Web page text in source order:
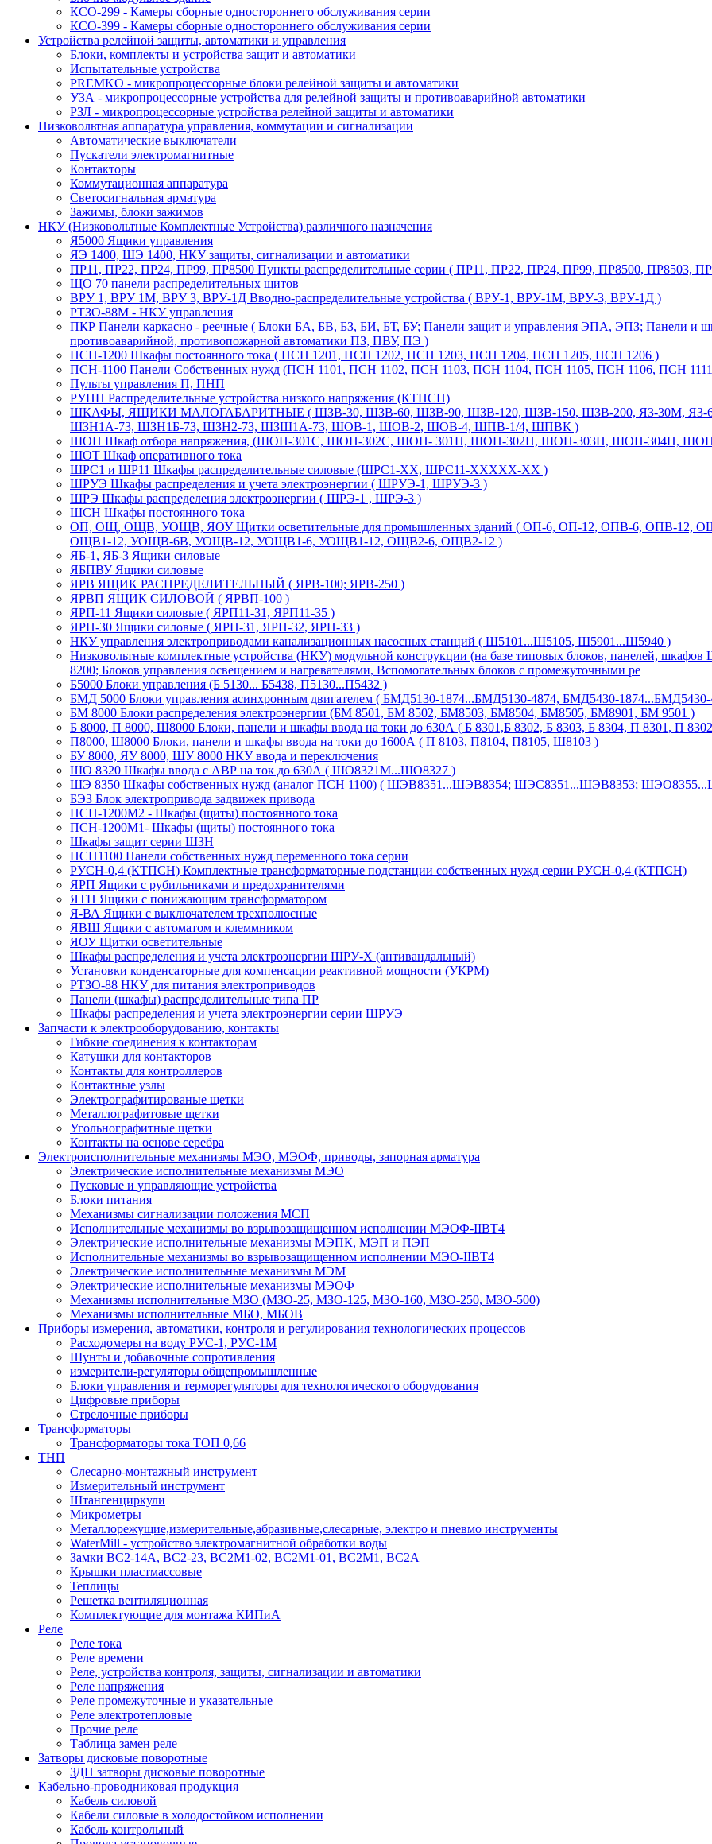
КСО-299 - Камеры сборные одностороннего обслуживания серии
КСО-399 - Камеры сборные одностороннего обслуживания серии
Устройства релейной защиты, автоматики и управления
Блоки, комплекты и устройства защит и автоматики
Испытательные устройства
PREMKO - микропроцессорные блоки релейной защиты и автоматики
УЗА - микропроцессорные устройства для релейной защиты и противоаварийной автоматики
РЗЛ - микропроцессорные устройства релейной защиты и автоматики
Низковольтная аппаратура управления, коммутации и сигнализации
Автоматические выключатели
Пускатели электромагнитные
Контакторы
Коммутационная аппаратура
Светосигнальная арматура
Зажимы, блоки зажимов
НКУ (Низковольтные Комплектные Устройства) различного назначения
Я5000 Ящики управления
ЯЭ 1400, ШЭ 1400, НКУ защиты, сигнализации и автоматики
ПР11, ПР22, ПР24, ПР99, ПР8500 Пункты распределительные серии ( ПР11, ПР22, ПР24, ПР99, ПР8500, ПР8503,
ЩО 70 панели распределительных щитов
ВРУ 1, ВРУ 1М, ВРУ 3, ВРУ-1Д Вводно-распределительные устройства ( ВРУ-1, ВРУ-1М, ВРУ-3, ВРУ-1Д )
РТЗО-88М - НКУ управления
ПКР Панели каркасно - реечные ( Блоки БА, БВ, БЗ, БИ, БТ, БУ; Панели защит и управления ЭПА, ЭПЗ; Панели и
противоаварийной, противопожарной автоматики ПЗ, ПВУ, ПЭ )
ПСН-1200 Шкафы постоянного тока ( ПСН 1201, ПСН 1202, ПСН 1203, ПСН 1204, ПСН 1205, ПСН 1206 )
ПСН-1100 Панели Собственных нужд (ПСН 1101, ПСН 1102, ПСН 1103, ПСН 1104, ПСН 1105, ПСН 1106, ПСН
Пульты управления П, ПНП
РУНН Распределительные устройства низкого напряжения (КТПСН)
ШКАФЫ, ЯЩИКИ МАЛОГАБАРИТНЫЕ ( ШЗВ-30, ШЗВ-60, ШЗВ-90, ШЗВ-120, ШЗВ-150, ШЗВ-200, ЯЗ-30М,
ШЗН1А-73, ШЗН1Б-73, ШЗН2-73, ШЗШ1А-73, ШОВ-1, ШОВ-2, ШОВ-4, ШПВ-1/4, ШПВК )
ШОН Шкаф отбора напряжения, (ШОН-301С, ШОН-302С, ШОН- 301П, ШОН-302П, ШОН-303П, ШОН-304П,
ШОТ Шкаф оперативного тока
ШРС1 и ШР11 Шкафы распределительные силовые (ШРС1-ХХ, ШРС11-ХХХХХ-ХХ )
ШРУЭ Шкафы распределения и учета электроэнергии ( ШРУЭ-1, ШРУЭ-3 )
ШРЭ Шкафы распределения электроэнергии ( ШРЭ-1 , ШРЭ-3 )
ШСН Шкафы постоянного тока
ОП, ОЩ, ОЩВ, УОЩВ, ЯОУ Щитки осветительные для промышленных зданий ( ОП-6, ОП-12, ОПВ-6, ОПВ-
ОЩВ1-12, УОЩВ-6В, УОЩВ-12, УОЩВ1-6, УОЩВ1-12, ОЩВ2-6, ОЩВ2-12 )
ЯБ-1, ЯБ-3 Ящики силовые
ЯБПВУ Ящики силовые
ЯРВ ЯЩИК РАСПРЕДЕЛИТЕЛЬНЫЙ ( ЯРВ-100; ЯРВ-250 )
ЯРВП ЯЩИК СИЛОВОЙ ( ЯРВП-100 )
ЯРП-11 Ящики силовые ( ЯРП11-31, ЯРП11-35 )
ЯРП-30 Ящики силовые ( ЯРП-31, ЯРП-32, ЯРП-33 )
НКУ управления электроприводами канализационных насосных станций ( Ш5101...Ш5105, Ш5901...Ш5940 )
Низковольтные комплектные устройства (НКУ) модульной конструкции (на базе типовых блоков, панелей,
8200; Блоков управления освещением и нагревателями, Вспомогательных блоков с промежуточными ре
Б5000 Блоки управления (Б 5130... Б5438, П5130...П5432 )
БМД 5000 Блоки управления асинхронным двигателем ( БМД5130-1874...БМД5130-4874, БМД5430-1874...БМД5430-
БМ 8000 Блоки распределения электроэнергии (БМ 8501, БМ 8502, БМ8503, БМ8504, БМ8505, БМ8901, БМ 9501 )
Б 8000, П 8000, Ш8000 Блоки, панели и шкафы ввода на токи до 630А ( Б 8301,Б 8302, Б 8303, Б 8304, П 8301, П
П8000, Ш8000 Блоки, панели и шкафы ввода на токи до 1600А ( П 8103, П8104, П8105, Ш8103 )
БУ 8000, ЯУ 8000, ШУ 8000 НКУ ввода и переключения
ШО 8320 Шкафы ввода с АВР на ток до 630А ( ШО8321М...ШО8327 )
ШЭ 8350 Шкафы собственных нужд (аналог ПСН 1100) ( ШЭВ8351...ШЭВ8354; ШЭС8351...ШЭВ8353;
БЭЗ Блок электропривода задвижек привода
ПСН-1200М2 - Шкафы (щиты) постоянного тока
ПСН-1200М1- Шкафы (щиты) постоянного тока
Шкафы защит серии ШЗН
ПСН1100 Панели собственных нужд переменного тока серии
РУСН-0,4 (КТПСН) Комплектные трансформаторные подстанции собственных нужд серии РУСН-0,4 (КТПСН)
ЯРП Ящики с рубильниками и предохранителями
ЯТП Ящики с понижающим трансформатором
Я-ВА Ящики с выключателем трехполюсные
ЯВШ Ящики с автоматом и клеммником
ЯОУ Щитки осветительные
Шкафы распределения и учета электроэнергии ШРУ-Х (антивандальный)
Установки конденсаторные для компенсации реактивной мощности (УКРМ)
РТЗО-88 НКУ для питания электроприводов
Панели (шкафы) распределительные типа ПР
Шкафы распределения и учета электроэнергии серии ШРУЭ
Запчасти к электрооборудованию, контакты
Гибкие соединения к контакторам
Катушки для контакторов
Контакты для контроллеров
Контактные узлы
Электрографитированые щетки
Металлографитовые щетки
Угольнографитные щетки
Контакты на основе серебра
Электроисполнительные механизмы МЭО, МЭОФ, приводы, запорная арматура
Электрические исполнительные механизмы МЭО
Пусковые и управляющие устройства
Блоки питания
Механизмы сигнализации положения МСП
Исполнительные механизмы во взрывозащищенном исполнении МЭОФ-IIBT4
Электрические исполнительные механизмы МЭПК, МЭП и ПЭП
Исполнительные механизмы во взрывозащищенном исполнении МЭО-IIBT4
Электрические исполнительные механизмы МЭМ
Электрические исполнительные механизмы МЭОФ
Механизмы исполнительные МЗО (МЗО-25, МЗО-125, МЗО-160, МЗО-250, МЗО-500)
Механизмы исполнительные МБО, МБОВ
Приборы измерения, автоматики, контроля и регулирования технологических процессов
Расходомеры на воду РУС-1, РУС-1М
Шунты и добавочные сопротивления
измерители-регуляторы общепромышленные
Блоки управления и терморегуляторы для технологического оборудования
Цифровые приборы
Стрелочные приборы
Трансформаторы
Трансформаторы тока ТОП 0,66
ТНП
Слесарно-монтажный инструмент
Измерительный инструмент
Штангенциркули
Микрометры
Металлорежущие,измерительные,абразивные,слесарные, электро и пневмо инструменты
WaterMill - устройство электромагнитной обработки воды
Замки ВС2-14А, ВС2-23, ВС2М1-02, ВС2М1-01, ВС2М1, ВС2А
Крышки пластмассовые
Теплицы
Решетка вентиляционная
Комплектующие для монтажа КИПиА
Реле
Реле тока
Реле времени
Реле, устройства контроля, защиты, сигнализации и автоматики
Реле напряжения
Реле промежуточные и указательные
Реле электротепловые
Прочие реле
Таблица замен реле
Затворы дисковые поворотные
ЗДП затворы дисковые поворотные
Кабельно-проводниковая продукция
Кабель силовой
Кабели силовые в холодостойком исполнении
Кабель контрольный